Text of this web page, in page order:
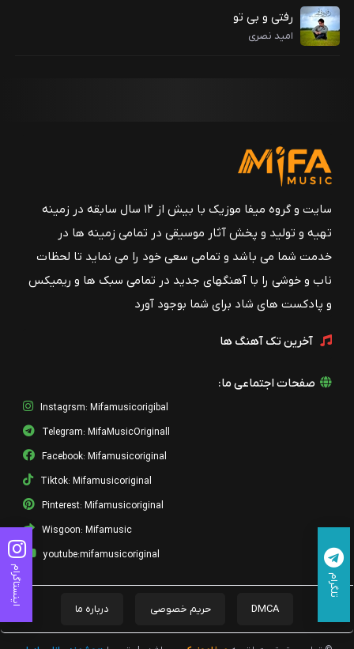
رفتی و بی تو
امید نصری
سایت و گروه میفا موزیک با بیش از ۱۲ سال سابقه در زمینه
تهیه و تولید و پخش آثار موسیقی در تمامی زمینه ها در
خدمت شما می باشد و تمامی سعی خود را می نماید تا لحظات
ناب و خوشی را با آهنگهای جدید در تمامی سبک ها و ریمیکس
و پادکست های شاد برای شما بوجود آورد
آخرین تک آهنگ ها
صفحات اجتماعی ما:
Instagrsm: Mifamusicorigibal
Telegram: MifaMusicOriginall
Facebook: Mifamusicoriginal
Tiktok: Mifamusicoriginal
Pinterest: Mifamusicoriginal
Wisgoon: Mifamusic
youtube:mifamusicoriginal
DMCA حریم خصوصی درباره ما
اینستاگرام تلگرام